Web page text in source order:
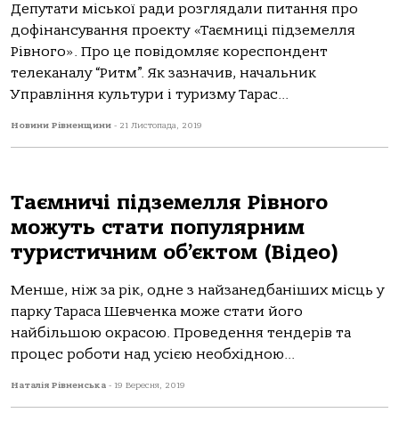
Депутати міської ради розглядали питання про
дофінансування проекту «Таємниці підземелля
Рівного». Про це повідомляє кореспондент
телеканалу “Ритм”. Як зазначив, начальник
Управління культури і туризму Тарас...
Новини Рівненщини - 21 Листопада, 2019
Таємничі підземелля Рівного
можуть стати популярним
туристичним об’єктом (Відео)
Менше, ніж за рік, одне з найзанедбаніших місць у
парку Тараса Шевченка може стати його
найбільшою окрасою. Проведення тендерів та
процес роботи над усією необхідною...
Наталія Рівненська - 19 Вересня, 2019